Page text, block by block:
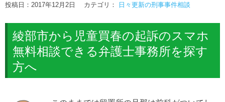
投稿日：2017年12月2日 カテゴリ： 日々更新の刑事事件相談
綾部市から児童買春の起訴のスマホ
無料相談できる弁護士事務所を探す
方へ